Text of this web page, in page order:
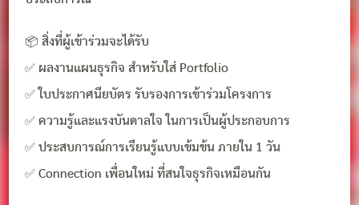
📦 สิ่งที่ผู้เข้าร่วมจะได้รับ
✅ ผลงานแผนธุรกิจ สำหรับใส่ Portfolio
✅ ใบประกาศนียบัตร รับรองการเข้าร่วมโครงการ
✅ ความรู้และแรงบันดาลใจ ในการเป็นผู้ประกอบการ
✅ ประสบการณ์การเรียนรู้แบบเข้มข้น ภายใน 1 วัน
✅ Connection เพื่อนใหม่ ที่สนใจธุรกิจเหมือนกัน